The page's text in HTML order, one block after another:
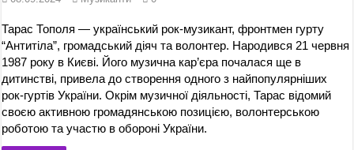
Тарас Тополя — український рок-музикант, фронтмен гурту
“Антитіла”, громадський діяч та волонтер. Народився 21 червня
1987 року в Києві. Його музична кар’єра почалася ще в
дитинстві, привела до створення одного з найпопулярніших
рок-гуртів України. Окрім музичної діяльності, Тарас відомий
своєю активною громадянською позицією, волонтерською
роботою та участю в обороні України.